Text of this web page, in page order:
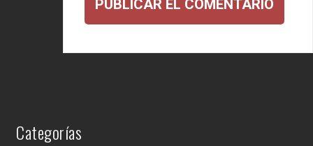
Categorías